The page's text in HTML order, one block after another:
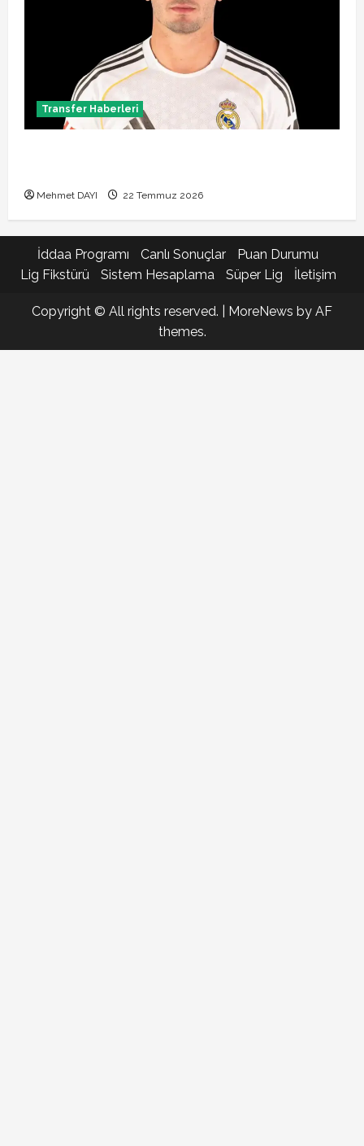
Transfer Haberleri
Mehmet DAYI 22 Temmuz 2026
İddaa Programı Canlı Sonuçlar
Puan Durumu
Lig Fikstürü
Sistem Hesaplama Süper Lig İletişim
Copyright © All rights reserved. MoreNews by AF
themes.